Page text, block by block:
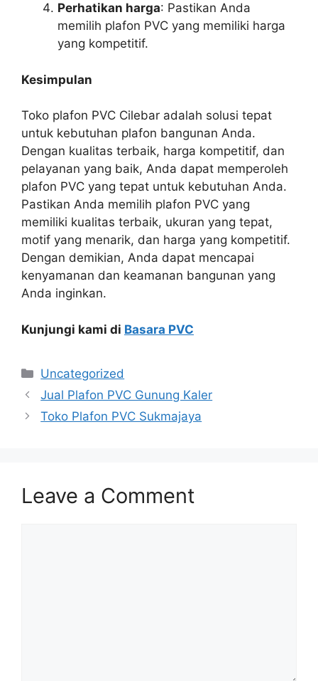
Perhatikan harga: Pastikan Anda
memilih plafon PVC yang memiliki harga
yang kompetitif.
Kesimpulan
Toko plafon PVC Cilebar adalah solusi tepat
untuk kebutuhan plafon bangunan Anda.
Dengan kualitas terbaik, harga kompetitif, dan
pelayanan yang baik, Anda dapat memperoleh
plafon PVC yang tepat untuk kebutuhan Anda.
Pastikan Anda memilih plafon PVC yang
memiliki kualitas terbaik, ukuran yang tepat,
motif yang menarik, dan harga yang kompetitif.
Dengan demikian, Anda dapat mencapai
kenyamanan dan keamanan bangunan yang
Anda inginkan.
Kunjungi kami di Basara PVC
Categories
Uncategorized
Jual Plafon PVC Gunung Kaler
Toko Plafon PVC Sukmajaya
Leave a Comment